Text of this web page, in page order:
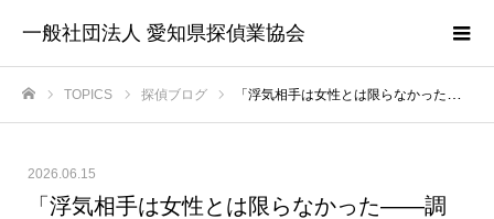
一般社団法人 愛知県探偵業協会
TOPICS 探偵ブログ 「浮気相手は女性とは限らなかった――調査で判明した予想外の真実」
2026.06.15
「浮気相手は女性とは限らなかった――調